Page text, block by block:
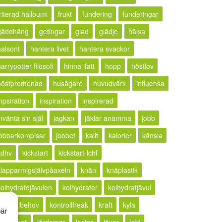
halloumi
frukt fundering
funderingar
getingar glad glädje
hälsa
hantera livet
hantera svackor
filosofi
hinna ifatt hopp
höstlov
husägare huvudvärk
influensa
inspiration
inspirerad
sin själ
jagkan jäklar anamma
jobb
jobbet kallt kalorier
känsla
kickstart
kickstart-lchf
knän
knäplastik
kolhydrater
kolhydratjävul
kontrollbehov
kontrollfreak kraft
kyla